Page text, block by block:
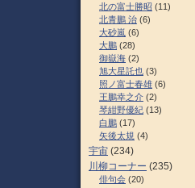
北の富士勝昭 (11)
北青鵬 治 (6)
大砂嵐 (6)
大鵬 (28)
御嶽海 (2)
旭大星託也 (3)
照ノ富士春雄 (6)
王鵬幸之介 (2)
琴紺野優紀 (13)
白鵬 (17)
矢後太規 (4)
宇宙 (234)
川柳コーナー (235)
俳句会 (20)